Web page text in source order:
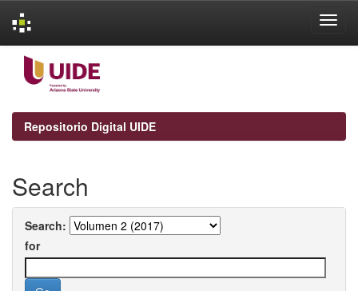
navigation
Repositorio Digital UIDE
Search
Search:
for